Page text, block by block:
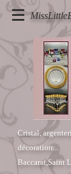
Cristal,
décoration...
Baccarat,Saint